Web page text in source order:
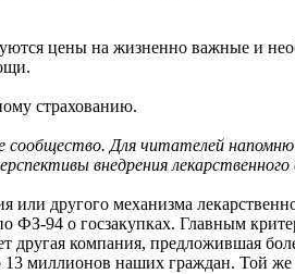
цены на жизненно важные и
страхованию.
Для читателей
внедрения лекарственного
или другого механизма
94 о госзакупках. Главным
другая компания, предложившая
миллионов наших граждан. Той